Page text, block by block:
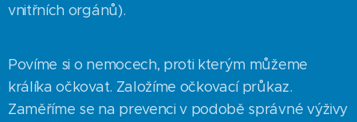
vnitřních orgánů).
Povíme si o nemocech, proti kterým můžeme
králíka očkovat. Založíme očkovací průkaz.
Zaměříme se na prevenci v podobě správné výživy